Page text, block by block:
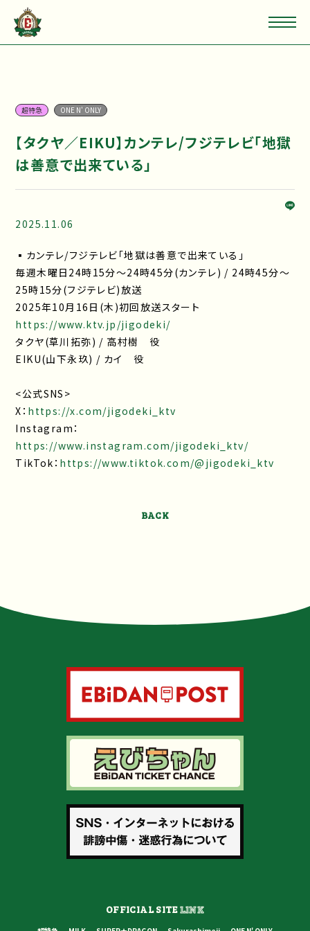
超特急 ONE N' ONLY
【タクヤ／EIKU】カンテレ/フジテレビ「地獄
は善意で出来ている」
2025.11.06
▪カンテレ/フジテレビ「地獄は善意で出来ている」
毎週木曜日24時15分～24時45分 (カンテレ) / 24時45分～
25時15分(フジテレビ)放送
2025年10月16日(木)初回放送スタート
https://www.ktv.jp/jigodeki/
タクヤ(草川拓弥) / 高村樹 役
EIKU(山下永玖) / カイ 役
<公式SNS>
X： https://x.com/jigodeki_ktv
Instagram：
https://www.instagram.com/jigodeki_ktv/
TikTok： https://www.tiktok.com/@jigodeki_ktv
BACK
OFFICIAL SITELINK